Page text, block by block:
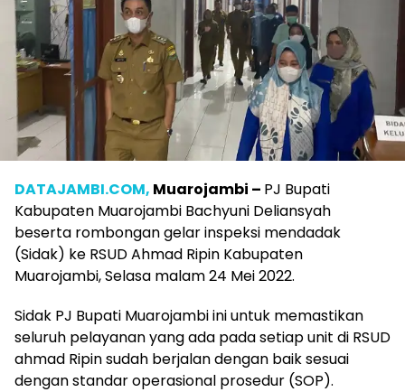
DATAJAMBI.COM, Muarojambi – PJ Bupati
Kabupaten Muarojambi Bachyuni Deliansyah
beserta rombongan gelar inspeksi mendadak
(Sidak) ke RSUD Ahmad Ripin Kabupaten
Muarojambi, Selasa malam 24 Mei 2022.
Sidak PJ Bupati Muarojambi ini untuk memastikan
seluruh pelayanan yang ada pada setiap unit di RSUD
ahmad Ripin sudah berjalan dengan baik sesuai
dengan standar operasional prosedur (SOP).